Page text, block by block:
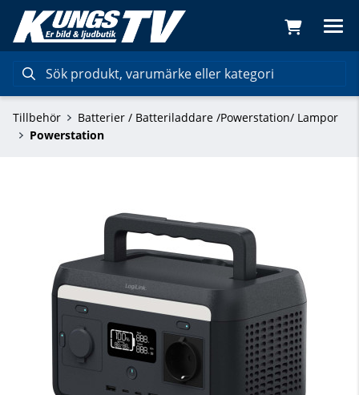
Tillbehör
Batterier / Batteriladdare /Powerstation/ Lampor
Powerstation